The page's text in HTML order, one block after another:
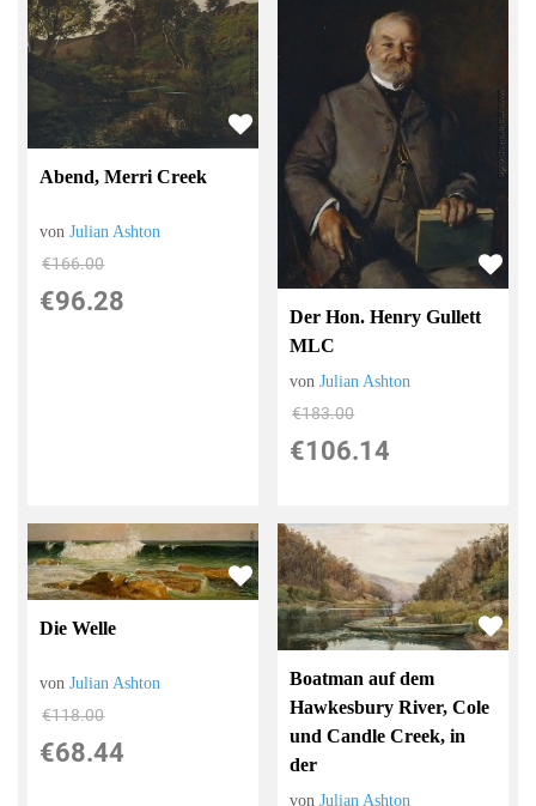
Abend, Merri Creek
vonJulian Ashton
€166.00
€96.28
Der Hon. Henry Gullett
MLC
vonJulian Ashton
€183.00
€106.14
Die Welle
vonJulian Ashton
€118.00
€68.44
Boatman auf dem
Hawkesbury River, Cole
und Candle Creek, in
der
vonJulian Ashton